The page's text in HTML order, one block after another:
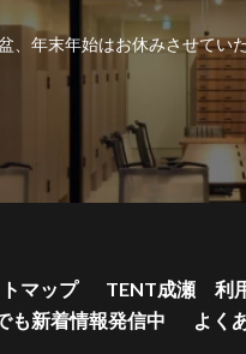
年末年始はお休みさせてい
マップ TENT成瀬 利
も新着情報発信中
よく